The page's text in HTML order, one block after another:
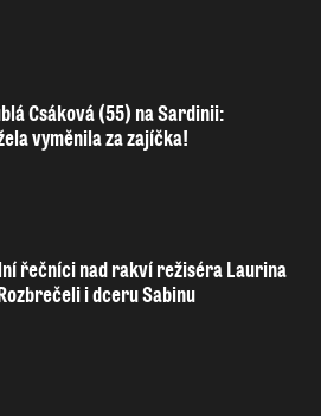
Csáková (55) na Sardinii:
vyměnila za zajíčka!
řečníci nad rakví režiséra Laurina
i dceru Sabinu